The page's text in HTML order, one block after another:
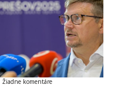
Žiadne komentáre